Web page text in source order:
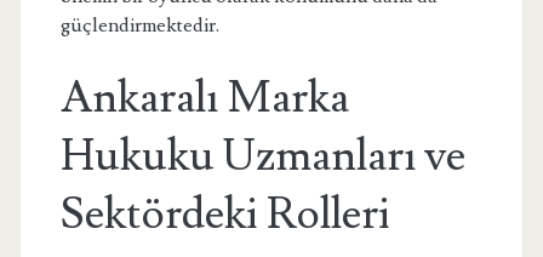
güçlendirmektedir.
Ankaralı Marka
Hukuku Uzmanları ve
Sektördeki Rolleri